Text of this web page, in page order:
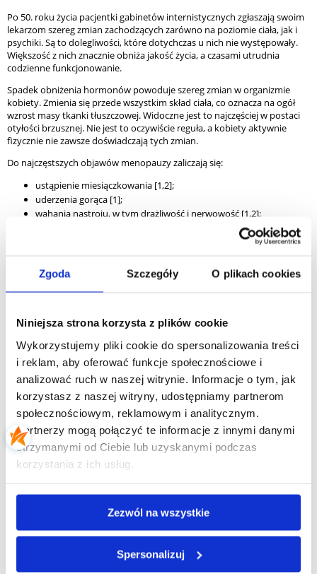
Zgoda Szczegóły O plikach cookies
Niniejsza strona korzysta z plików cookie
Wykorzystujemy pliki cookie do spersonalizowania treści
i reklam, aby oferować funkcje społecznościowe i
analizować ruch w naszej witrynie. Informacje o tym, jak
korzystasz z naszej witryny, udostępniamy partnerom
społecznościowym, reklamowym i analitycznym.
Partnerzy mogą połączyć te informacje z innymi danymi
otrzymanymi od Ciebie lub uzyskanymi podczas
korzystania z ich usług.
Zezwól na wszystkie
Spersonalizuj
Po 50. roku życia pacjentki gabinetów internistycznych zgłaszają swoim
lekarzom szereg zmian zachodzących zarówno na poziomie ciała, jak i
psychiki. Są to dolegliwości, które dotychczas u nich nie występowały.
Większość z nich znacznie obniża jakość życia, a czasami utrudnia
codzienne funkcjonowanie.
Spadek obniżenia hormonów powoduje szereg zmian w organizmie
kobiety. Zmienia się przede wszystkim skład ciała, co oznacza na ogół
wzrost masy tkanki tłuszczowej. Widoczne jest to najczęściej w postaci
otyłości brzusznej. Nie jest to oczywiście reguła, a kobiety aktywnie
fizycznie nie zawsze doświadczają tych zmian.
Do najczęstszych objawów menopauzy zaliczają się:
ustąpienie miesiączkowania [1,2];
uderzenia gorąca [1];
wahania nastroju, w tym drażliwość i nerwowość [1,2];
suchość skóry – utrata jej elastyczności i pogłębienie się
zmarszczek [1,2];
nerwowego. Słabsza koncentracja, pogorszenie pamięci, nerwowość i
szybkie męczenie się negatywnie wpływają na psychikę kobiety, która
przechodzi menopauzę. Czasami są one przyczyną rozwoju
pełnoobjawowej depresji [2]. Co więcej, badania naukowe wykazały, że
po okresie menopauzy znacznie częściej diagnozuję się chorobę
Alzheimera, charakteryzującą się odkładaniem się w mózgu
patologicznych płytek starczych [2].
Jak naturalnie zwalczyć objawy
menopauzy?
Menopauza jest naturalnym zjawiskiem, którego nie da się uniknąć.
Jednakże warto pamiętać o tym, że jej objawy można znacznie złagodzić,
poprawiając tym samym jakość swojego życia.